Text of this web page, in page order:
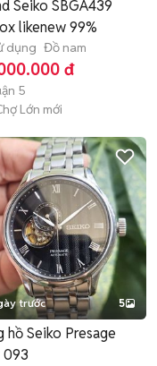
Seiko SBGA439
likenew 99%
dụng Đồ nam
đ
5
Lớn mới
trước 5
hồ Seiko Presage
093